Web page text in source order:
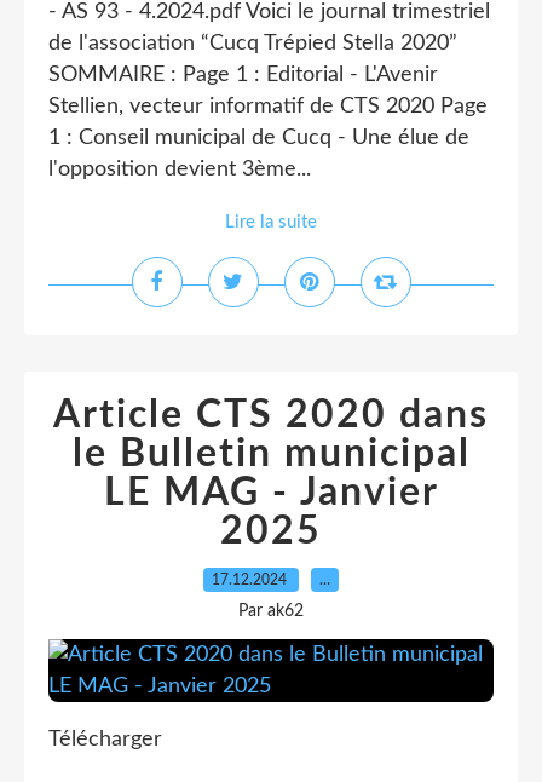
- AS 93 - 4.2024.pdf Voici le journal trimestriel
de l'association “Cucq Trépied Stella 2020”
SOMMAIRE : Page 1 : Editorial - L'Avenir
Stellien, vecteur informatif de CTS 2020 Page
1 : Conseil municipal de Cucq - Une élue de
l'opposition devient 3ème...
Lire la suite
Article CTS 2020 dans
le Bulletin municipal
LE MAG - Janvier
2025
17.12.2024 …
Par ak62
Télécharger